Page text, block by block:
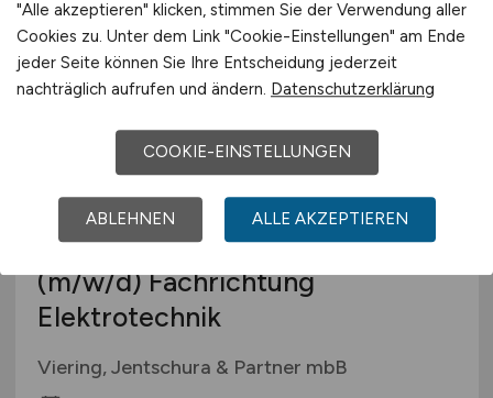
Patentanwaltskandidat/in
(m/w/d)Fachrichtung
Elektrotechnik
Viering, Jentschura & Partner mbB
"Alle akzeptieren" klicken, stimmen Sie der Verwendung aller
Cookies zu. Unter dem Link "Cookie-Einstellungen" am Ende
jeder Seite können Sie Ihre Entscheidung jederzeit
nachträglich aufrufen und ändern. Datenschutzerklärung
COOKIE-EINSTELLUNGEN
ABLEHNEN ALLE AKZEPTIEREN